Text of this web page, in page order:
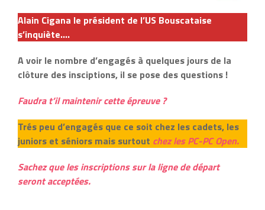
Alain Cigana le président de l’US Bouscataise
s’inquiète….
A voir le nombre d’engagés à quelques jours de la
clôture des insciptions, il se pose des questions !
Faudra t’il maintenir cette épreuve ?
Trés peu d’engagés que ce soit chez les cadets, les
juniors et séniors mais surtout chez les PC-PC Open.
Sachez que les inscriptions sur la ligne de départ
seront acceptées.